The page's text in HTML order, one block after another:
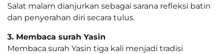
Salat malam dianjurkan sebagai sarana refleksi batin
dan penyerahan diri secara tulus.
3. Membaca surah Yasin
Membaca surah Yasin tiga kali menjadi tradisi